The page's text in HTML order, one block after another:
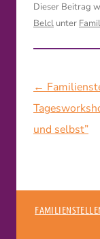
Dieser Beitrag
Belcl unter
←
und selbst”